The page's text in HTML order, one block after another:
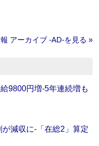
アーカイブ ‐AD‐を見る »
9800円増‐5年連続増も
減収に‐「在総2」算定